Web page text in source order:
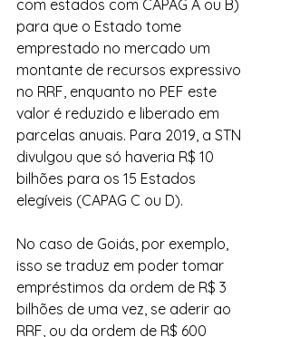
com estados com CAPAG A ou B)
para que o Estado tome
emprestado no mercado um
montante de recursos expressivo
no RRF, enquanto no PEF este
valor é reduzido e liberado em
parcelas anuais. Para 2019, a STN
divulgou que só haveria R$ 10
bilhões para os 15 Estados
elegíveis (CAPAG C ou D).
No caso de Goiás, por exemplo,
isso se traduz em poder tomar
empréstimos da ordem de R$ 3
bilhões de uma vez, se aderir ao
RRF, ou da ordem de R$ 600